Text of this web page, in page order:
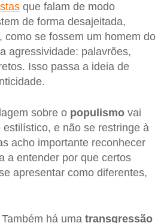
que falam de modo
de forma desajeitada,
como se fossem um homem do
agressividade: palavrões,
Isso passa a ideia de
sobre o populismo vai
e não se restringe à
acho importante reconhecer
a entender por que certos
apresentar como diferentes,
há uma transgressão